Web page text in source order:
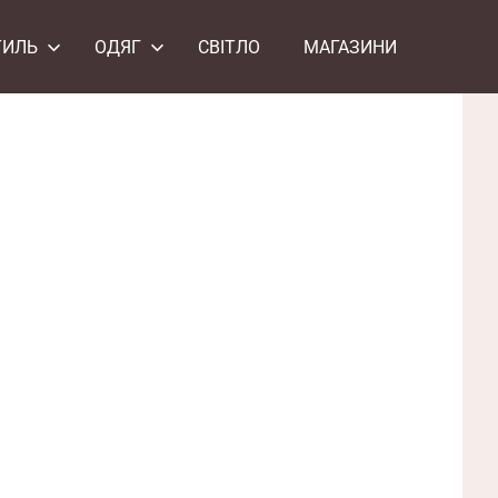
ОДЯГ СВІТЛО МАГАЗИНИ